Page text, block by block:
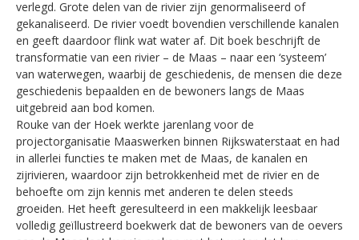
verlegd. Grote delen van de rivier zijn genormaliseerd of
gekanaliseerd. De rivier voedt bovendien verschillende kanalen
en geeft daardoor flink wat water af. Dit boek beschrijft de
transformatie van een rivier – de Maas – naar een ‘systeem’
van waterwegen, waarbij de geschiedenis, de mensen die deze
geschiedenis bepaalden en de bewoners langs de Maas
uitgebreid aan bod komen.
Rouke van der Hoek werkte jarenlang voor de
projectorganisatie Maaswerken binnen Rijkswaterstaat en had
in allerlei functies te maken met de Maas, de kanalen en
zijrivieren, waardoor zijn betrokkenheid met de rivier en de
behoefte om zijn kennis met anderen te delen steeds
groeiden. Het heeft geresulteerd in een makkelijk leesbaar
volledig geïllustreerd boekwerk dat de bewoners van de oevers